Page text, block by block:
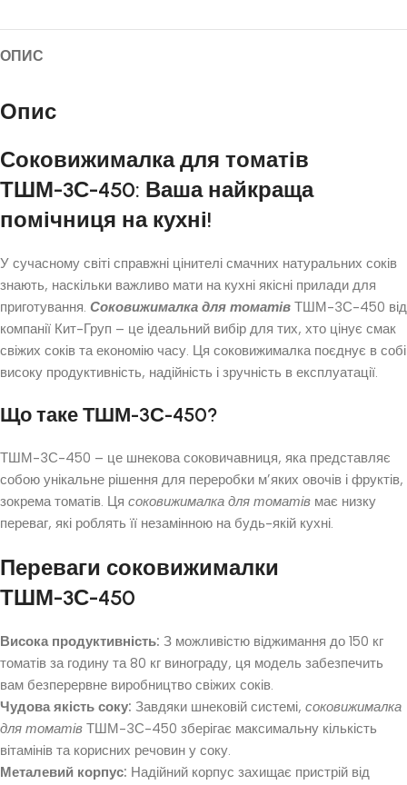
ОПИС
Опис
Соковижималка для томатів
ТШМ-3С-450: Ваша найкраща
помічниця на кухні!
У сучасному світі справжні цінителі смачних натуральних соків
знають, наскільки важливо мати на кухні якісні прилади для
приготування. Соковижималка для томатів ТШМ-3С-450 від
компанії Кит-Груп – це ідеальний вибір для тих, хто цінує смак
свіжих соків та економію часу. Ця соковижималка поєднує в собі
високу продуктивність, надійність і зручність в експлуатації.
Що таке ТШМ-3С-450?
ТШМ-3С-450 – це шнекова соковичавниця, яка представляє
собою унікальне рішення для переробки м’яких овочів і фруктів,
зокрема томатів. Ця соковижималка для томатів має низку
переваг, які роблять її незамінною на будь-якій кухні.
Переваги соковижималки
ТШМ-3С-450
Висока продуктивність: З можливістю віджимання до 150 кг
томатів за годину та 80 кг винограду, ця модель забезпечить
вам безперервне виробництво свіжих соків.
Чудова якість соку: Завдяки шнековій системі, соковижималка
для томатів ТШМ-3С-450 зберігає максимальну кількість
вітамінів та корисних речовин у соку.
Металевий корпус: Надійний корпус захищає пристрій від